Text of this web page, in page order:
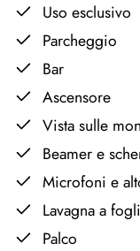
Uso esclusivo
Parcheggio
Bar
Ascensore
Vista sulle
Beamer e
Microfoni e
Lavagna a
Palco